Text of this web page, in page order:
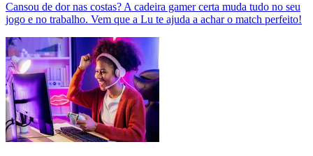
Cansou de dor nas costas? A cadeira gamer certa muda tudo no seu
jogo e no trabalho. Vem que a Lu te ajuda a achar o match perfeito!